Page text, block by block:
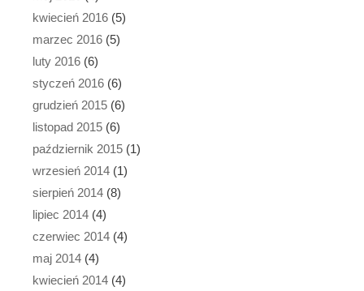
kwiecień 2016 (5)
marzec 2016 (5)
luty 2016 (6)
styczeń 2016 (6)
grudzień 2015 (6)
listopad 2015 (6)
październik 2015 (1)
wrzesień 2014 (1)
sierpień 2014 (8)
lipiec 2014 (4)
czerwiec 2014 (4)
maj 2014 (4)
kwiecień 2014 (4)